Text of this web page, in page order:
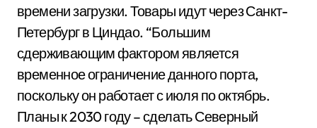
времени загрузки. Товары идут через Санкт-
Петербург в Циндао. “Большим
сдерживающим фактором является
временное ограничение данного порта,
поскольку он работает с июля по октябрь.
Планы к 2030 году – сделать Северный